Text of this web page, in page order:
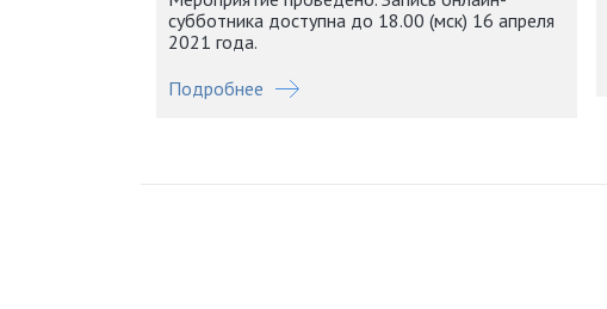
субботника доступна до 18.00 (мск) 16 апреля
2021 года.
Подробнее